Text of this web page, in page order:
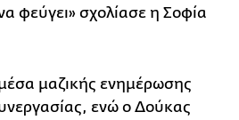
φεύγει» σχολίασε η Σοφία
μαζικής ενημέρωσης
ενώ ο Δούκας